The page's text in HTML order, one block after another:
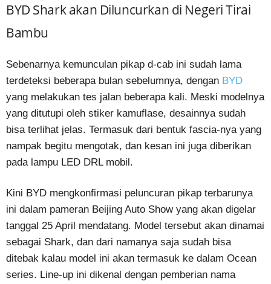
BYD Shark akan Diluncurkan di Negeri Tirai
Bambu
Sebenarnya kemunculan pikap d-cab ini sudah lama
terdeteksi beberapa bulan sebelumnya, dengan BYD
yang melakukan tes jalan beberapa kali. Meski modelnya
yang ditutupi oleh stiker kamuflase, desainnya sudah
bisa terlihat jelas. Termasuk dari bentuk fascia-nya yang
nampak begitu mengotak, dan kesan ini juga diberikan
pada lampu LED DRL mobil.
Kini BYD mengkonfirmasi peluncuran pikap terbarunya
ini dalam pameran Beijing Auto Show yang akan digelar
tanggal 25 April mendatang. Model tersebut akan dinamai
sebagai Shark, dan dari namanya saja sudah bisa
ditebak kalau model ini akan termasuk ke dalam Ocean
series. Line-up ini dikenal dengan pemberian nama